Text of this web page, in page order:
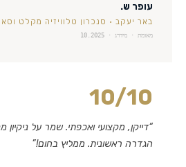
עופר ש.
באר יעקב · סנכרון טלוויזיה מקלט
מאומת · מידרג · 10.2025
10/10
“דייקן, מקצועי ואכפתי. שמר על ניקיון
הגדרה ראשונית. ממליץ בחום!”